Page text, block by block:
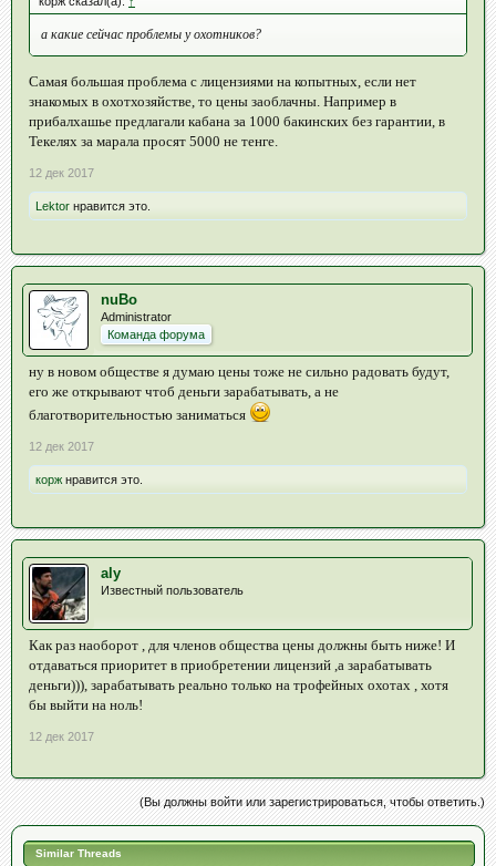
а какие сейчас проблемы у охотников?
Самая большая проблема с лицензиями на копытных, если нет
знакомых в охотхозяйстве, то цены заоблачны. Например в
прибалхашье предлагали кабана за 1000 бакинских без гарантии, в
Текелях за марала просят 5000 не тенге.
12 дек 2017
Lektor нравится это.
nuBo
Administrator
Команда форума
ну в новом обществе я думаю цены тоже не сильно радовать будут,
его же открывают чтоб деньги зарабатывать, а не
благотворительностью заниматься
12 дек 2017
корж нравится это.
aly
Известный пользователь
Как раз наоборот , для членов общества цены должны быть ниже! И
отдаваться приоритет в приобретении лицензий ,а зарабатывать
деньги))), зарабатывать реально только на трофейных охотах , хотя
бы выйти на ноль!
12 дек 2017
(Вы должны войти или зарегистрироваться, чтобы ответить.)
Similar Threads